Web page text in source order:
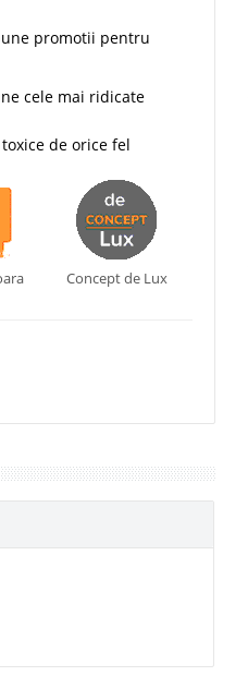
promotii pentru
cele mai ridicate
de orice fel
Concept de Lux